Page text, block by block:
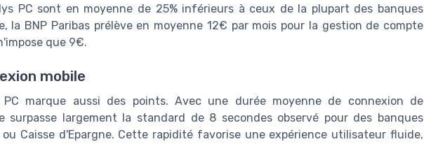
PC sont en moyenne de 25% inférieurs à ceux de la plupart des banques
la BNP Paribas prélève en moyenne 12€ par mois pour la gestion de compte
que 9€.
mobile
PC marque aussi des points. Avec une durée moyenne de connexion de
surpasse largement la standard de 8 secondes observé pour des banques
Caisse d'Epargne. Cette rapidité favorise une expérience utilisateur fluide,